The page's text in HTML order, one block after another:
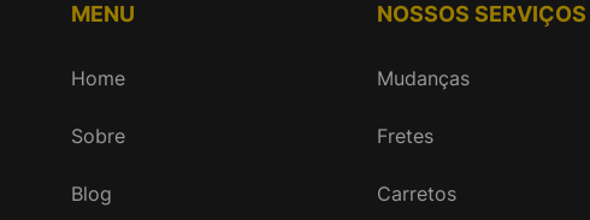
MENU
Home
Sobre
Blog
NOSSOS SERVIÇOS
Mudanças
Fretes
Carretos